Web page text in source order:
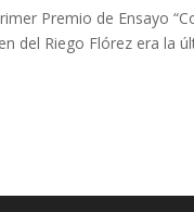
Premio de Ensayo
del Riego Flórez era